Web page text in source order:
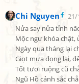
Chi Nguyen
21/
Nửa say nửa tỉnh
Mộc ngư khóa chặt,
Ngày qua tháng lại
Giọt mưa đọng lại,
Tốt tươi ruộng cũ
Ngũ Hồ cảnh sắc